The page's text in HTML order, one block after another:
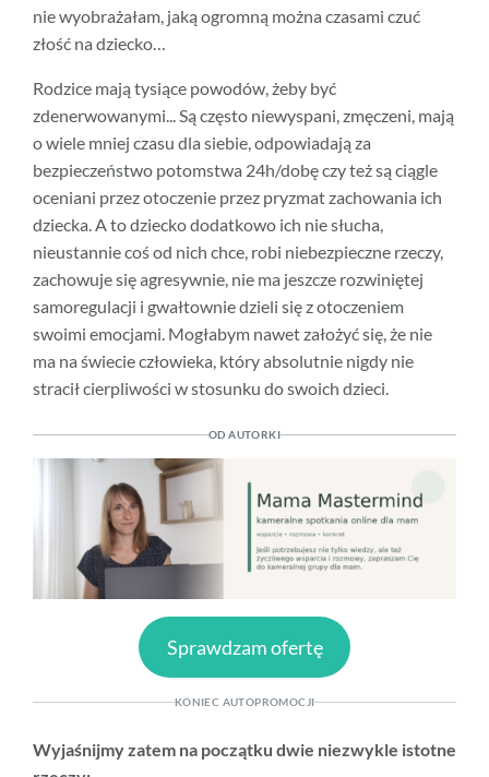
nie wyobrażałam, jaką ogromną można czasami czuć
złość na dziecko…
Rodzice mają tysiące powodów, żeby być
zdenerwowanymi... Są często niewyspani, zmęczeni, mają
o wiele mniej czasu dla siebie, odpowiadają za
bezpieczeństwo potomstwa 24h/dobę czy też są ciągle
oceniani przez otoczenie przez pryzmat zachowania ich
dziecka. A to dziecko dodatkowo ich nie słucha,
nieustannie coś od nich chce, robi niebezpieczne rzeczy,
zachowuje się agresywnie, nie ma jeszcze rozwiniętej
samoregulacji i gwałtownie dzieli się z otoczeniem
swoimi emocjami. Mogłabym nawet założyć się, że nie
ma na świecie człowieka, który absolutnie nigdy nie
stracił cierpliwości w stosunku do swoich dzieci.
OD AUTORKI
Sprawdzam ofertę
KONIEC AUTOPROMOCJI
Wyjaśnijmy zatem na początku dwie niezwykle istotne